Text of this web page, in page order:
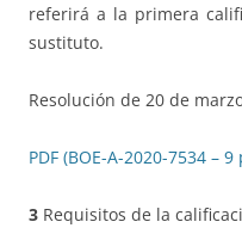
referirá a la primera
sustituto.
Resolución de 20 de
PDF (BOE-A-2020-7534 –
3 Requisitos de la